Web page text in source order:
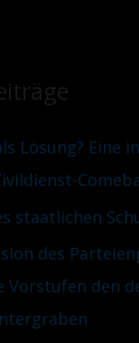
Lösung? Eine
staatlichen
des
Vorstufen den